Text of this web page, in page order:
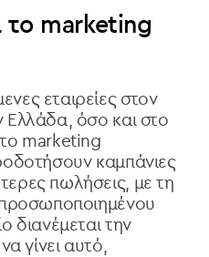
το marketing
εταιρείες στον
Ελλάδα, όσο και στο
marketing
καμπάνιες
πωλήσεις, με τη
προσωποποιημένου
διανέμεται την
γίνει αυτό,